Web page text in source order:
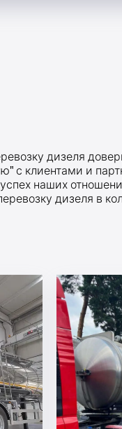
дизеля
с клиентами и
наших
дизеля в